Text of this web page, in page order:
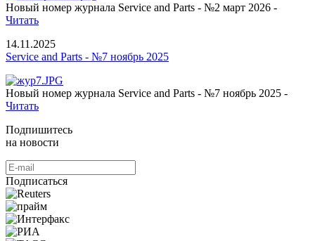
Новый номер журнала Service and Parts - №2 март 2026 -
Читать
14.11.2025
Service and Parts - №7 ноябрь 2025
Новый номер журнала Service and Parts - №7 ноябрь 2025 -
Читать
Подпишитесь
на новости
Подписаться